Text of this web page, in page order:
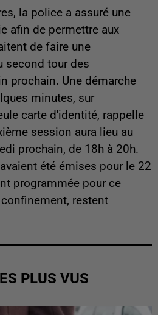
la police a assuré une
afin de permettre aux
de faire une
second tour des
prochain. Une démarche
minutes, sur
carte d'identité, rappelle
session aura lieu au
prochain, de 18h à 20h.
été émises pour le 22
programmée pour ce
restent
PLUS VUS